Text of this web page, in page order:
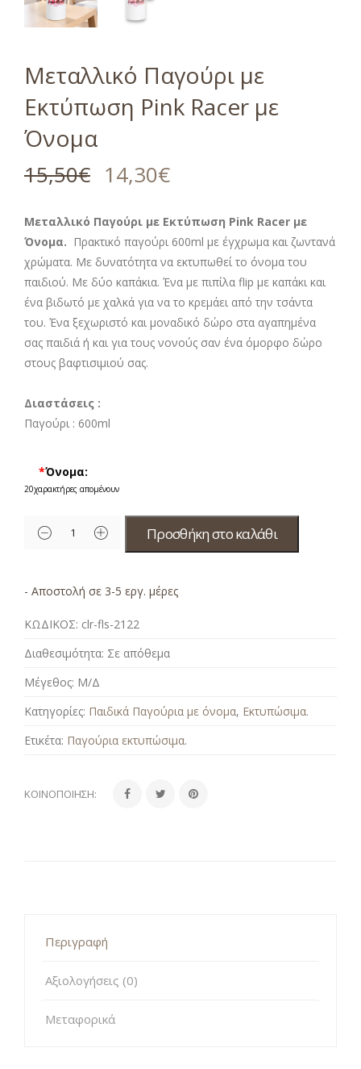
Μεταλλικό Παγούρι με
Εκτύπωση Pink Racer με
Όνομα
15,50€ 14,30€
Μεταλλικό Παγούρι με Εκτύπωση Pink Racer με
Όνομα. Πρακτικό παγούρι 600ml με έγχρωμα και ζωντανά
χρώματα. Με δυνατότητα να εκτυπωθεί το όνομα του
παιδιού. Με δύο καπάκια. Ένα με πιπίλα flip με καπάκι και
ένα βιδωτό με χαλκά για να το κρεμάει από την τσάντα
του. Ένα ξεχωριστό και μοναδικό δώρο στα αγαπημένα
σας παιδιά ή και για τους νονούς σαν ένα όμορφο δώρο
στους βαφτισιμιού σας.
Διαστάσεις :
Παγούρι : 600ml
*Όνομα:
20χαρακτήρες απομένουν
Προσθήκη στο καλάθι
- Αποστολή σε 3-5 εργ. μέρες
ΚΩΔΙΚΟΣ: clr-fls-2122
Διαθεσιμότητα: Σε απόθεμα
Μέγεθος: Μ/Δ
Κατηγορίες: Παιδικά Παγούρια με όνομα, Εκτυπώσιμα.
Ετικέτα: Παγούρια εκτυπώσιμα.
ΚΟΙΝΟΠΟΊΗΣΗ:
Περιγραφή
Αξιολογήσεις (0)
Μεταφορικά